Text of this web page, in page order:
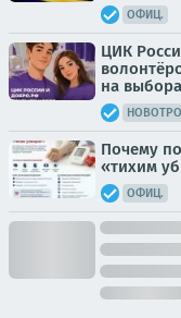
ОФИЦ.
ЦИК
на
Почему
«тихим
ОФИЦ.